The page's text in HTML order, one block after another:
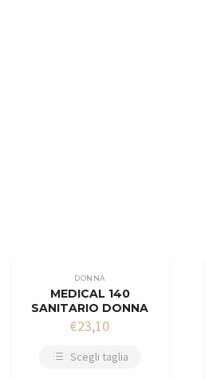
DONNA
MEDICAL 140
SANITARIO DONNA
€23,10
Scegli taglia